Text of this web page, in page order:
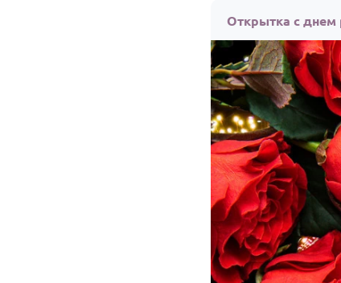
Открытка с